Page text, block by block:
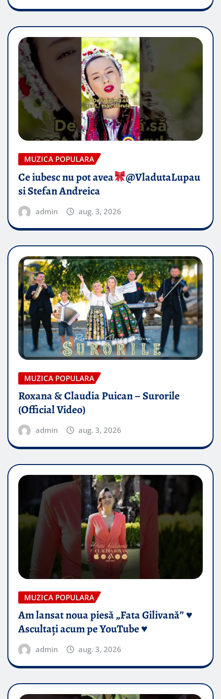
MUZICA POPULARA
Ce iubesc nu pot avea
​@VladutaLupau
si Stefan Andreica
admin aug. 3, 2026
MUZICA POPULARA
Roxana & Claudia Puican – Surorile
(Official Video)
admin aug. 3, 2026
MUZICA POPULARA
Am lansat noua piesă „Fata Gilivană” ♥️
Ascultați acum pe YouTube ♥️
admin aug. 3, 2026